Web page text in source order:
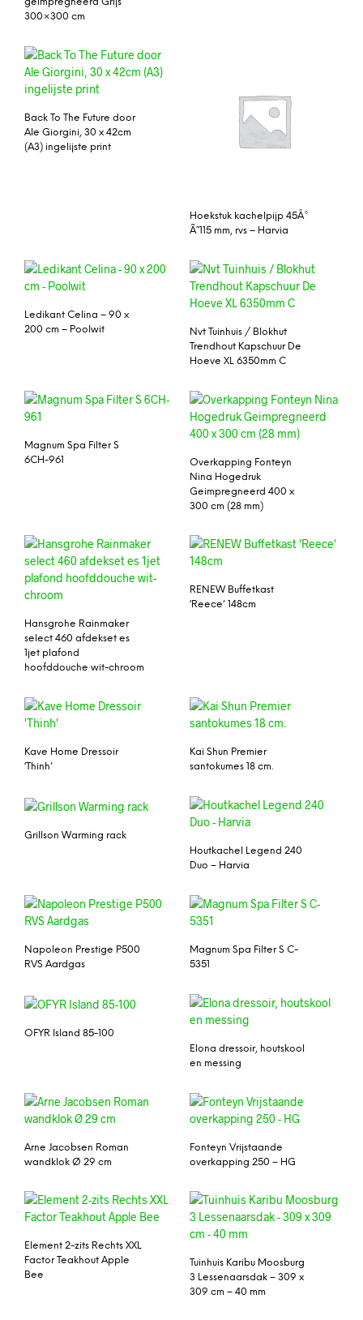
geimpregneerd Grijs
300×300 cm
Back To The Future door
Ale Giorgini, 30 x 42cm
(A3) ingelijste print
Hoekstuk kachelpijp 45Â°
Ã˜ 115 mm, rvs – Harvia
Ledikant Celina – 90 x
200 cm – Poolwit
Nvt Tuinhuis / Blokhut
Trendhout Kapschuur De
Hoeve XL 6350mm C
Magnum Spa Filter S
6CH-961
Overkapping Fonteyn
Nina Hogedruk
Geimpregneerd 400 x
300 cm (28 mm)
Hansgrohe Rainmaker
select 460 afdekset es
1jet plafond
hoofddouche wit-chroom
RENEW Buffetkast
‘Reece’ 148cm
Kave Home Dressoir
‘Thinh’
Kai Shun Premier
santokumes 18 cm.
Grillson Warming rack
Houtkachel Legend 240
Duo – Harvia
Napoleon Prestige P500
RVS Aardgas
Magnum Spa Filter S C-
5351
OFYR Island 85-100
Elona dressoir, houtskool
en messing
Arne Jacobsen Roman
wandklok Ø 29 cm
Fonteyn Vrijstaande
overkapping 250 – HG
Element 2-zits Rechts XXL
Factor Teakhout Apple
Bee
Tuinhuis Karibu Moosburg
3 Lessenaarsdak – 309 x
309 cm – 40 mm